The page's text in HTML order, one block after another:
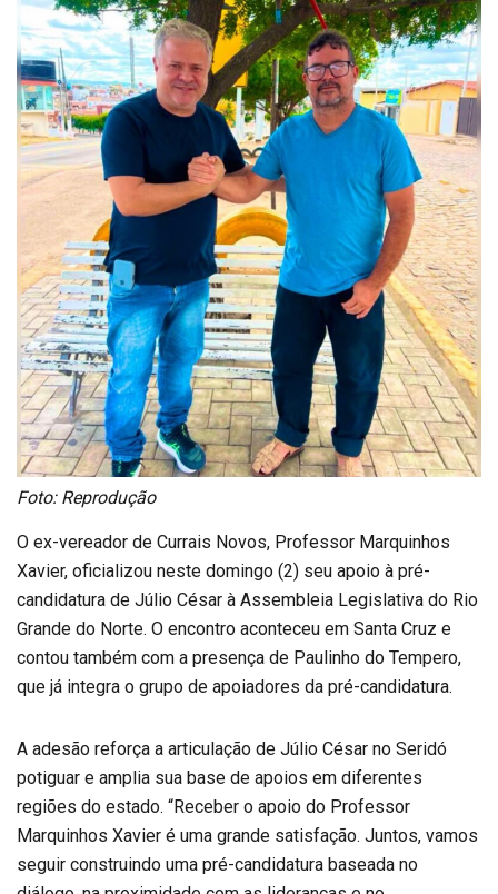
Foto: Reprodução
O ex-vereador de Currais Novos, Professor Marquinhos
Xavier, oficializou neste domingo (2) seu apoio à pré-
candidatura de Júlio César à Assembleia Legislativa do Rio
Grande do Norte. O encontro aconteceu em Santa Cruz e
contou também com a presença de Paulinho do Tempero,
que já integra o grupo de apoiadores da pré-candidatura.
A adesão reforça a articulação de Júlio César no Seridó
potiguar e amplia sua base de apoios em diferentes
regiões do estado. “Receber o apoio do Professor
Marquinhos Xavier é uma grande satisfação. Juntos, vamos
seguir construindo uma pré-candidatura baseada no